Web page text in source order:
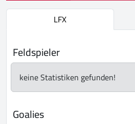
LFX
Feldspieler
keine Statistiken gefunden!
Goalies